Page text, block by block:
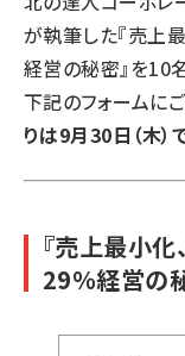
が執筆した『売上
経営の秘密』を10
下記のフォームに
りは9月30日（木）
『売上最小化
29％経営の